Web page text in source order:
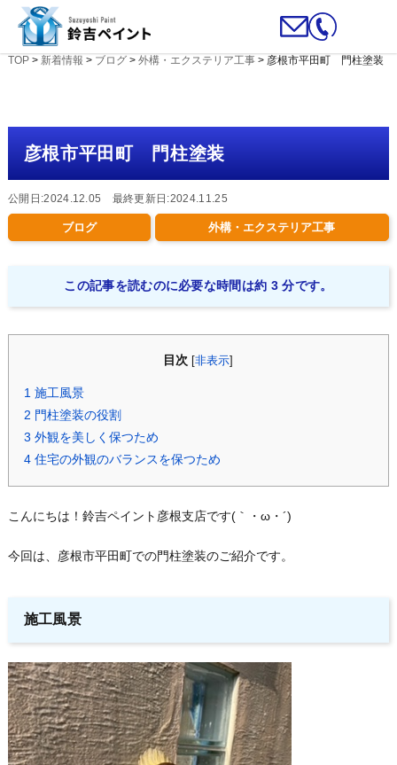
TOP> 新着情報 > ブログ> 外構・エクステリア工事> 彦根市平田町 門柱塗装
彦根市平田町 門柱塗装
公開日:2024.12.05 最終更新日:2024.11.25
ブログ 外構・エクステリア工事
この記事を読むのに必要な時間は約 3 分です。
目次 [非表示
1 施工風景
2 門柱塗装の役割
3 外観を美しく保つため
4住宅の外観のバランスを保つため
こんにちは！鈴吉ペイント彦根支店です(｀・ω・´)ゞ
今回は、彦根市平田町での門柱塗装のご紹介です。
施工風景